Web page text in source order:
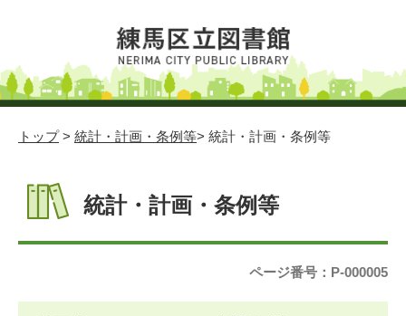
トップ> 統計・計画・条例等> 統計・計画・条例等
統計・計画・条例等
ページ番号：P-000005